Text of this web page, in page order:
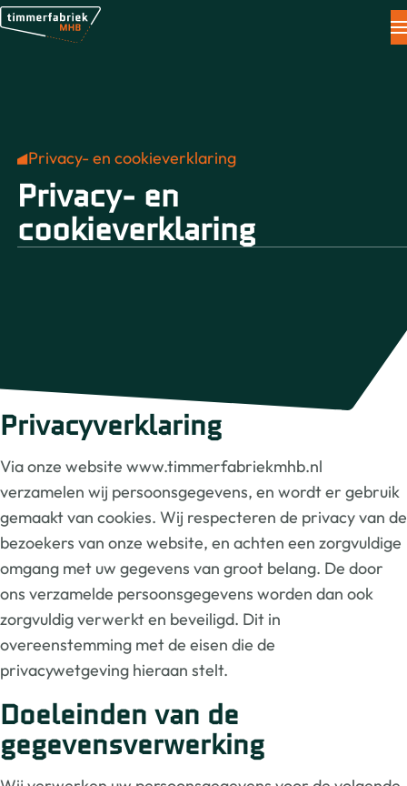
Werken bij
Privacy- en cookieverklaring
Privacy- en
cookieverklaring
Privacyverklaring
Via onze website www.timmerfabriekmhb.nl
verzamelen wij persoonsgegevens, en wordt er gebruik
gemaakt van cookies. Wij respecteren de privacy van de
bezoekers van onze website, en achten een zorgvuldige
omgang met uw gegevens van groot belang. De door
ons verzamelde persoonsgegevens worden dan ook
zorgvuldig verwerkt en beveiligd. Dit in
overeenstemming met de eisen die de
privacywetgeving hieraan stelt.
Doeleinden van de
gegevensverwerking